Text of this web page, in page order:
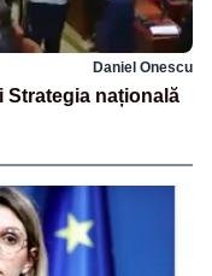
Daniel Onescu
Strategia națională